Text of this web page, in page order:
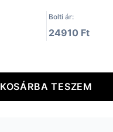
Bolti ár:
24910 Ft
KOSÁRBA TESZEM